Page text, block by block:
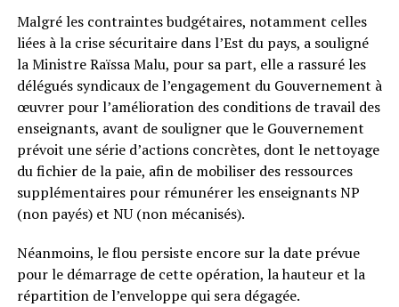
Malgré les contraintes budgétaires, notamment celles
liées à la crise sécuritaire dans l’Est du pays, a souligné
la Ministre Raïssa Malu, pour sa part, elle a rassuré les
délégués syndicaux de l’engagement du Gouvernement à
œuvrer pour l’amélioration des conditions de travail des
enseignants, avant de souligner que le Gouvernement
prévoit une série d’actions concrètes, dont le nettoyage
du fichier de la paie, afin de mobiliser des ressources
supplémentaires pour rémunérer les enseignants NP
(non payés) et NU (non mécanisés).
Néanmoins, le flou persiste encore sur la date prévue
pour le démarrage de cette opération, la hauteur et la
répartition de l’enveloppe qui sera dégagée.